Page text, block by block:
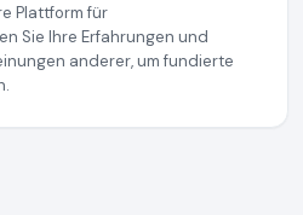
Plattform für
Sie Ihre Erfahrungen und
anderer, um fundierte